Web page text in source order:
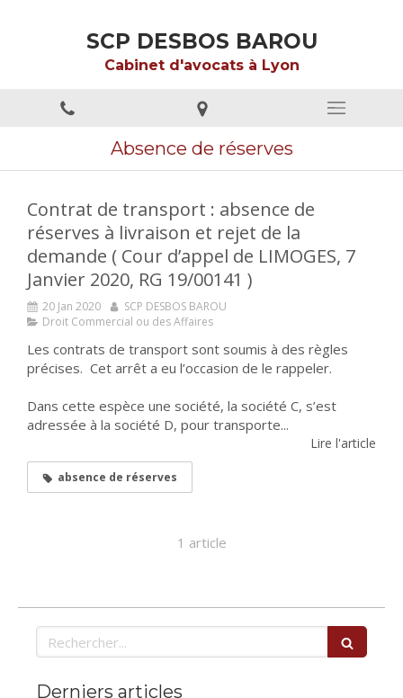
SCP DESBOS BAROU
Cabinet d'avocats à Lyon
Absence de réserves
Contrat de transport : absence de
réserves à livraison et rejet de la
demande ( Cour d’appel de LIMOGES, 7
Janvier 2020, RG 19/00141 )
20 Jan 2020
SCP DESBOS BAROU
Droit Commercial ou des Affaires
Les contrats de transport sont soumis à des règles
précises. Cet arrêt a eu l’occasion de le rappeler.
Dans cette espèce une société, la société C, s’est
adressée à la société D, pour transporte...
Lire l'article
absence de réserves
1 article
Rechercher
Derniers articles